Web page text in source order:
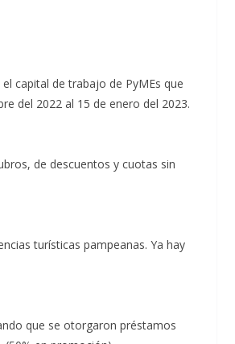
capital de trabajo de PyMEs que
del 2022 al 15 de enero del 2023.
de descuentos y cuotas sin
turísticas pampeanas. Ya hay
que se otorgaron préstamos